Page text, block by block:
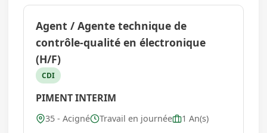
Agent / Agente technique de
contrôle-qualité en électronique
(H/F)
CDI
PIMENT INTERIM
35 - Acigné Travail en journée
1 An(s)